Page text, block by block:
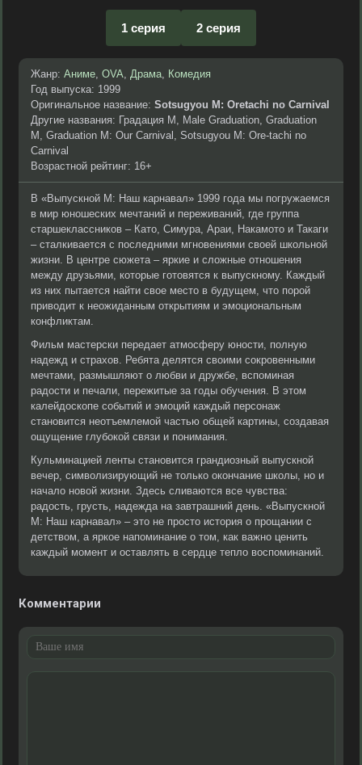
1 серия 2 серия
Жанр: Аниме, OVA, Драма, Комедия
Год выпуска: 1999
Оригинальное название: Sotsugyou M: Oretachi no Carnival
Другие названия: Градация М, Male Graduation, Graduation
M, Graduation M: Our Carnival, Sotsugyou M: Ore-tachi no
Carnival
Возрастной рейтинг: 16+
В «Выпускной М: Наш карнавал» 1999 года мы погружаемся
в мир юношеских мечтаний и переживаний, где группа
старшеклассников – Като, Симура, Араи, Накамото и Такаги
– сталкивается с последними мгновениями своей школьной
жизни. В центре сюжета – яркие и сложные отношения
между друзьями, которые готовятся к выпускному. Каждый
из них пытается найти свое место в будущем, что порой
приводит к неожиданным открытиям и эмоциональным
конфликтам.
Фильм мастерски передает атмосферу юности, полную
надежд и страхов. Ребята делятся своими сокровенными
мечтами, размышляют о любви и дружбе, вспоминая
радости и печали, пережитые за годы обучения. В этом
калейдоскопе событий и эмоций каждый персонаж
становится неотъемлемой частью общей картины, создавая
ощущение глубокой связи и понимания.
Кульминацией ленты становится грандиозный выпускной
вечер, символизирующий не только окончание школы, но и
начало новой жизни. Здесь сливаются все чувства:
радость, грусть, надежда на завтрашний день. «Выпускной
М: Наш карнавал» – это не просто история о прощании с
детством, а яркое напоминание о том, как важно ценить
каждый момент и оставлять в сердце тепло воспоминаний.
Комментарии